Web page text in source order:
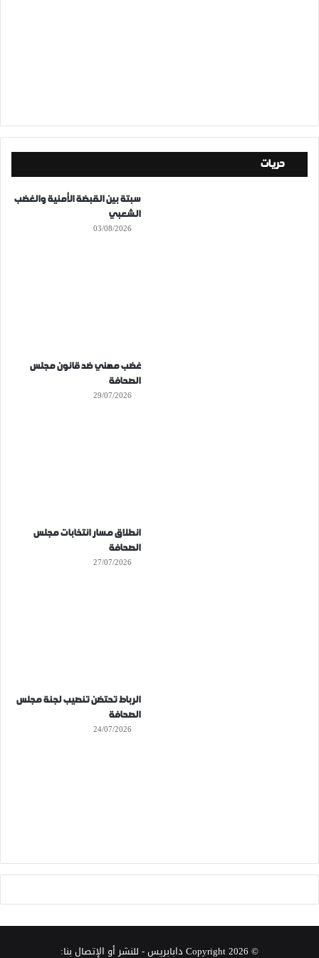
حريات
سبتة بين القبضة الأمنية والغضب
الشعبي
03/08/2026
غضب مهني ضد قانون مجلس
الصحافة
29/07/2026
انطلاق مسار انتخابات مجلس
الصحافة
27/07/2026
الرباط تحتضن تنصيب لجنة مجلس
الصحافة
24/07/2026
© Copyright 2026 دابابريس- للنشر أو الإتصال بنا: